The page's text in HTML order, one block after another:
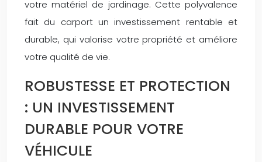
votre matériel de jardinage. Cette polyvalence
fait du carport un investissement rentable et
durable, qui valorise votre propriété et améliore
votre qualité de vie.
ROBUSTESSE ET PROTECTION
: UN INVESTISSEMENT
DURABLE POUR VOTRE
VÉHICULE